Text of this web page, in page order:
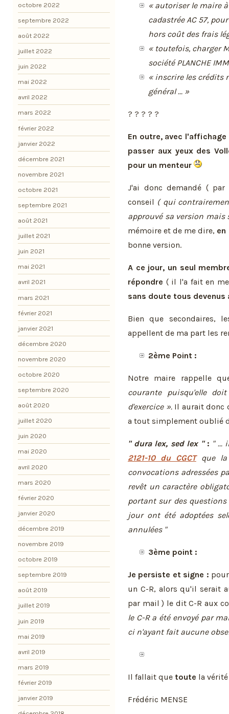
« autoriser le maire
cadastrée AC 57,
hors coût des frais
« toutefois, charger
société PLANCHE
« inscrire les crédits
général ... »
? ? ? ? ?
En outre, avec
passer aux yeux des
pour un menteur
J'ai donc demandé (
conseil ( qui
approuvé sa version mais
mémoire et de me dire, en
bonne version.
A ce jour, un seul
répondre ( il l'a fait en
sans doute tous devenus
Bien que secondaires,
appellent de ma part les
2ème Point :
Notre maire rappelle
courante puisqu'elle
d'exercice ».Il aurait donc
a tout simplement oublié
" dura lex, sed lex ": " ...
2121-10 du CGCTque la
convocations adressées
revêt un caractère
portant sur des
jour ont été adoptées
annulées "
3ème point :
Je persiste et signe :
un C-R, alors qu'il serait
par mail ) le dit C-R aux
le C-R a été envoyé par
ci n'ayant fait aucune
Il fallait que toute la
Frédéric MENSE
octobre 2022
septembre 2022
août 2022
juillet 2022
juin 2022
mai 2022
avril 2022
mars 2022
février 2022
janvier 2022
décembre 2021
novembre 2021
octobre 2021
septembre 2021
août 2021
juillet 2021
juin 2021
mai 2021
avril 2021
mars 2021
février 2021
janvier 2021
décembre 2020
novembre 2020
octobre 2020
septembre 2020
août 2020
juillet 2020
juin 2020
mai 2020
avril 2020
mars 2020
février 2020
janvier 2020
décembre 2019
novembre 2019
octobre 2019
septembre 2019
août 2019
juillet 2019
juin 2019
mai 2019
avril 2019
mars 2019
février 2019
janvier 2019